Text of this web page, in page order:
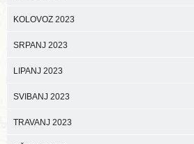
KOLOVOZ 2023
SRPANJ 2023
LIPANJ 2023
SVIBANJ 2023
TRAVANJ 2023